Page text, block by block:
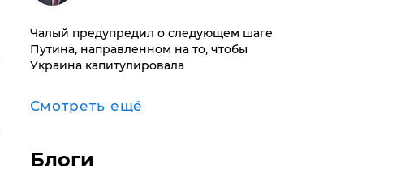
Чалый предупредил о следующем шаге
Путина, направленном на то, чтобы
Украина капитулировала
Смотреть ещё
Блоги